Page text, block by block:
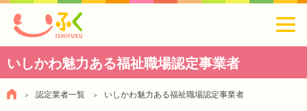
いしかわ魅力ある福祉職場認定事業者
認定業者一覧 いしかわ魅力ある福祉職場認定事業者